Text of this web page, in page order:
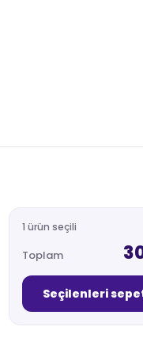
1 ürün seçili
Toplam
Seçilenleri